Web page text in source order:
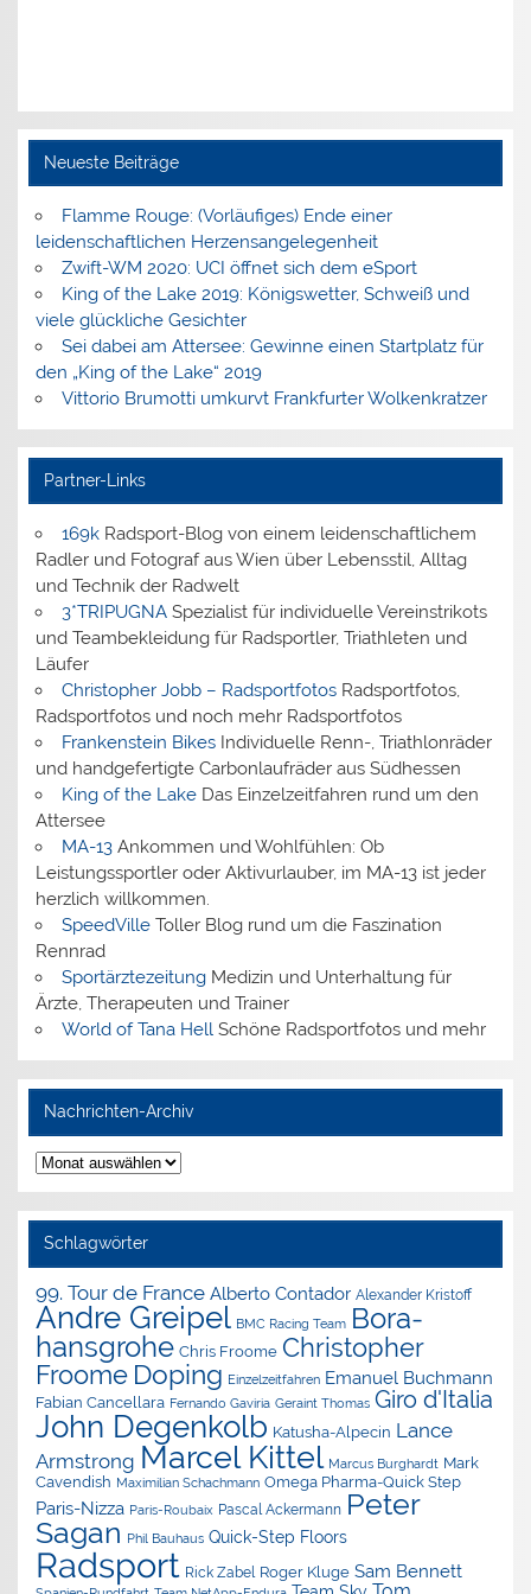
Neueste Beiträge
Flamme Rouge: (Vorläufiges) Ende einer
leidenschaftlichen Herzensangelegenheit
Zwift-WM 2020: UCI öffnet sich dem eSport
King of the Lake 2019: Königswetter, Schweiß und
viele glückliche Gesichter
Sei dabei am Attersee: Gewinne einen Startplatz für
den „King of the Lake“ 2019
Vittorio Brumotti umkurvt Frankfurter Wolkenkratzer
Partner-Links
169kRadsport-Blog von einem leidenschaftlichem
Radler und Fotograf aus Wien über Lebensstil, Alltag
und Technik der Radwelt
3*TRIPUGNASpezialist für individuelle Vereinstrikots
und Teambekleidung für Radsportler, Triathleten und
Läufer
Christopher Jobb – RadsportfotosRadsportfotos,
Radsportfotos und noch mehr Radsportfotos
Frankenstein BikesIndividuelle Renn-, Triathlonräder
und handgefertigte Carbonlaufräder aus Südhessen
King of the LakeDas Einzelzeitfahren rund um den
Attersee
MA-13Ankommen und Wohlfühlen: Ob
Leistungssportler oder Aktivurlauber, im MA-13 ist jeder
herzlich willkommen.
SpeedVilleToller Blog rund um die Faszination
Rennrad
SportärztezeitungMedizin und Unterhaltung für
Ärzte, Therapeuten und Trainer
World of Tana HellSchöne Radsportfotos und mehr
Nachrichten-Archiv
Nachrichten-
Archiv
Schlagwörter
99. Tour de France Alberto Contador Alexander Kristoff
Andre Greipel BMC Racing Team Bora-
hansgrohe Chris Froome Christopher
Froome Doping Einzelzeitfahren Emanuel Buchmann
Fabian Cancellara Fernando Gaviria Geraint Thomas Giro d'Italia
John Degenkolb Katusha-Alpecin Lance
Armstrong Marcel Kittel Marcus Burghardt Mark
Cavendish Maximilian Schachmann Omega Pharma-Quick Step
Paris-Nizza Paris-Roubaix Pascal Ackermann Peter
Sagan Phil Bauhaus Quick-Step Floors
Radsport Rick Zabel Roger Kluge Sam Bennett